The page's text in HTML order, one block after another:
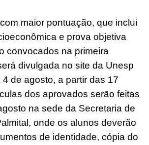
maior pontuação, que inclui
e prova objetiva
convocados na primeira
divulgada no site da Unesp
de agosto, a partir das 17
dos aprovados serão feitas
na sede da Secretaria de
onde os alunos deverão
de identidade, cópia do